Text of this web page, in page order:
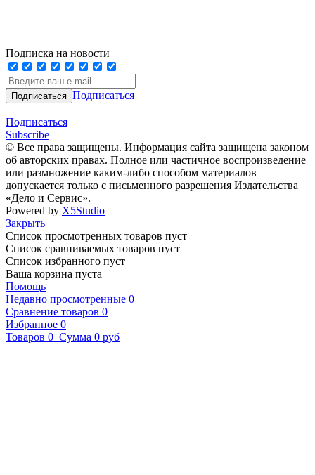
Подписка на новости
Подписаться
Подписаться
Subscribe
© Все права защищены. Информация сайта защищена законом
об авторских правах. Полное или частичное воспроизведение
или размножение каким-либо способом материалов
допускается только с письменного разрешения Издательства
«Дело и Сервис».
Powered by X5Studio
Закрыть
Список просмотренных товаров пуст
Список сравниваемых товаров пуст
Список избранного пуст
Ваша корзина пуста
Помощь
Недавно просмотренные 0
Сравнение товаров 0
Избранное 0
Товаров 0 Сумма 0 руб